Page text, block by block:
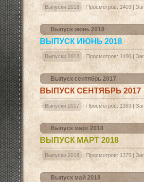
Выпуски 2018 | Просмотров: 1409 |
Выпуск июнь 2018
ВЫПУСК ИЮНЬ 2018
Выпуски 2018 | Просмотров: 1400|
Выпуск сентябрь 2017
ВЫПУСК СЕНТЯБРЬ 2017
Выпуски 2017 |Просмотров: 1383 |
Выпуск март 2018
ВЫПУСК МАРТ 2018
Выпуски 2018 | Просмотров: 1375 |
Выпуск май 2018